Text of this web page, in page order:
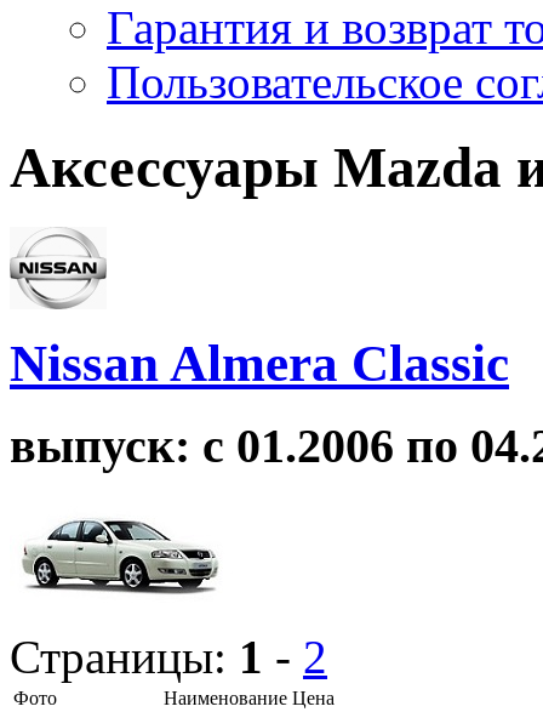
Гарантия и возврат
Пользовательское
Аксессуары Mazda
Nissan Almera Classic
выпуск: с 01.2006 по
Страницы: 1 - 2
Фото Наименование Цена